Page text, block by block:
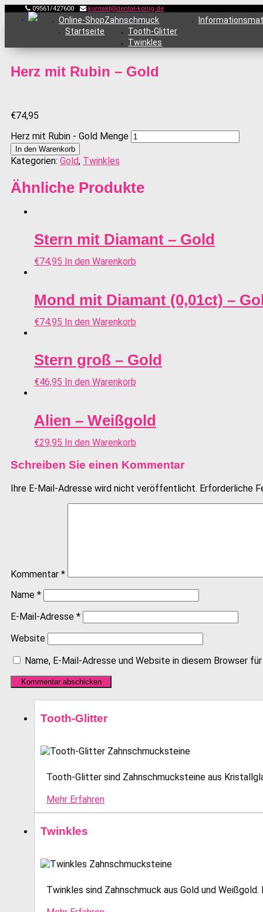
09561/427600 kontakt@dental-könig.de
Zahnschmuck
Tooth-Glitter
Twinkles
Online-Shop
Startseite
Herz mit Rubin – Gold
€74,95
Herz mit Rubin - Gold Menge
In den Warenkorb
Kategorien: Gold, Twinkles
Ähnliche Produkte
Stern mit Diamant – Gold
€74,95 In den Warenkorb
Mond mit Diamant (0,01ct) –
€74,95 In den Warenkorb
Stern groß – Gold
€46,95 In den Warenkorb
Alien – Weißgold
€29,95 In den Warenkorb
Schreiben Sie einen Kommentar
Ihre E-Mail-Adresse wird nicht veröffentlicht. Erforderliche
Kommentar *
Name *
E-Mail-Adresse *
Website
Name, E-Mail-Adresse und Website in diesem Browser
Tooth-Glitter
Tooth-Glitter sind Zahnschmucksteine aus
Mehr Erfahren
Twinkles
Twinkles sind Zahnschmuck aus Gold und